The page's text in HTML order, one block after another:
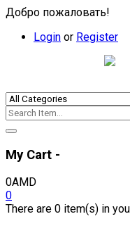
Добро пожаловать!
Login or Register
My Cart -
0AMD
0
There are 0 item(s) in